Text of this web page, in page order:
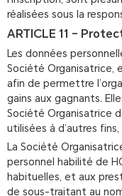
réalisées sous la
ARTICLE 11 –
Les données
Société Organisatrice,
afin de permettre
gains aux gagnants.
Société Organisatrice
utilisées à d’autres
La Société
personnel habilité de
habituelles, et aux
de sous-traitant au